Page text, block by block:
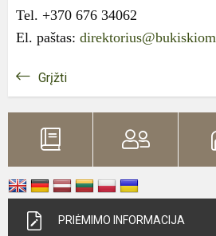
Tel. +370 676 34062
El. paštas:
Grįžti
PRIĖMIMO INFORMACIJA